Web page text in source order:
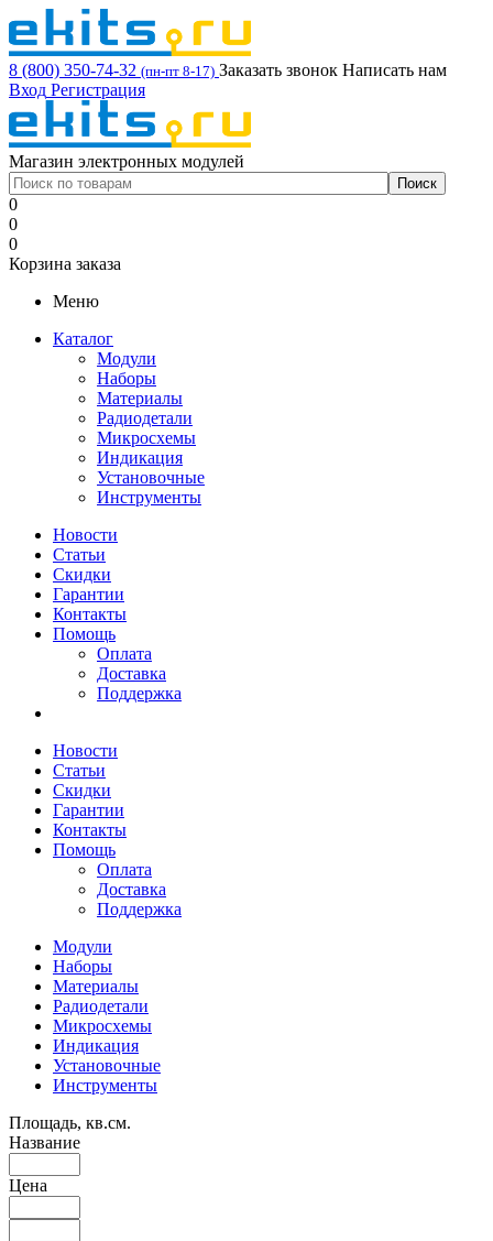
8 (800) 350-74-32 (пн-пт 8-17) Заказать звонок Написать нам
Вход Регистрация
Магазин электронных модулей
0
0
0
Корзина заказа
Меню
Каталог
Модули
Наборы
Материалы
Радиодетали
Микросхемы
Индикация
Установочные
Инструменты
Новости
Статьи
Скидки
Гарантии
Контакты
Помощь
Оплата
Доставка
Поддержка
Новости
Статьи
Скидки
Гарантии
Контакты
Помощь
Оплата
Доставка
Поддержка
Модули
Наборы
Материалы
Радиодетали
Микросхемы
Индикация
Установочные
Инструменты
Площадь, кв.см.
Название
Цена